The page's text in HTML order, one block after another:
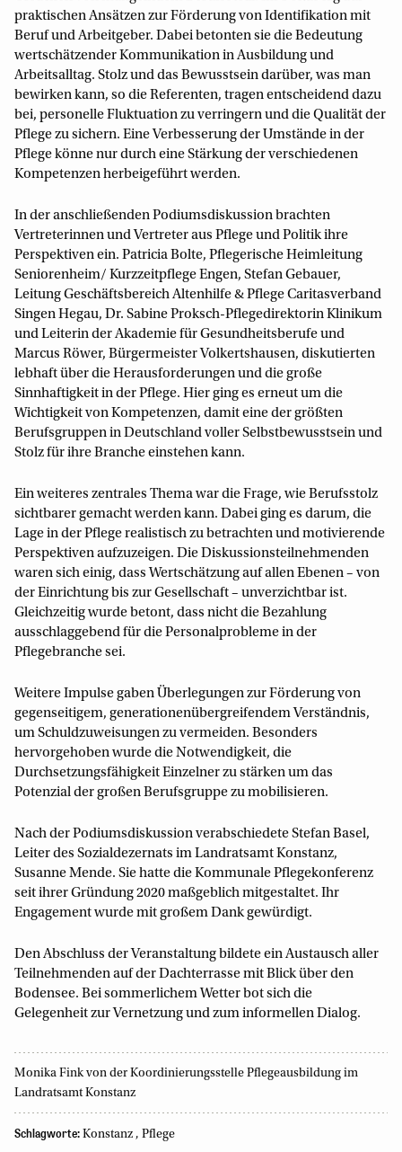
praktischen Ansätzen zur Förderung von Identifikation mit
Beruf und Arbeitgeber. Dabei betonten sie die Bedeutung
wertschätzender Kommunikation in Ausbildung und
Arbeitsalltag. Stolz und das Bewusstsein darüber, was man
bewirken kann, so die Referenten, tragen entscheidend dazu
bei, personelle Fluktuation zu verringern und die Qualität der
Pflege zu sichern. Eine Verbesserung der Umstände in der
Pflege könne nur durch eine Stärkung der verschiedenen
Kompetenzen herbeigeführt werden.
In der anschließenden Podiumsdiskussion brachten
Vertreterinnen und Vertreter aus Pflege und Politik ihre
Perspektiven ein. Patricia Bolte, Pflegerische Heimleitung
Seniorenheim/ Kurzzeitpflege Engen, Stefan Gebauer,
Leitung Geschäftsbereich Altenhilfe & Pflege Caritasverband
Singen Hegau, Dr. Sabine Proksch-Pflegedirektorin Klinikum
und Leiterin der Akademie für Gesundheitsberufe und
Marcus Röwer, Bürgermeister Volkertshausen, diskutierten
lebhaft über die Herausforderungen und die große
Sinnhaftigkeit in der Pflege. Hier ging es erneut um die
Wichtigkeit von Kompetenzen, damit eine der größten
Berufsgruppen in Deutschland voller Selbstbewusstsein und
Stolz für ihre Branche einstehen kann.
Ein weiteres zentrales Thema war die Frage, wie Berufsstolz
sichtbarer gemacht werden kann. Dabei ging es darum, die
Lage in der Pflege realistisch zu betrachten und motivierende
Perspektiven aufzuzeigen. Die Diskussionsteilnehmenden
waren sich einig, dass Wertschätzung auf allen Ebenen – von
der Einrichtung bis zur Gesellschaft – unverzichtbar ist.
Gleichzeitig wurde betont, dass nicht die Bezahlung
ausschlaggebend für die Personalprobleme in der
Pflegebranche sei.
Weitere Impulse gaben Überlegungen zur Förderung von
gegenseitigem, generationenübergreifendem Verständnis,
um Schuldzuweisungen zu vermeiden. Besonders
hervorgehoben wurde die Notwendigkeit, die
Durchsetzungsfähigkeit Einzelner zu stärken um das
Potenzial der großen Berufsgruppe zu mobilisieren.
Nach der Podiumsdiskussion verabschiedete Stefan Basel,
Leiter des Sozialdezernats im Landratsamt Konstanz,
Susanne Mende. Sie hatte die Kommunale Pflegekonferenz
seit ihrer Gründung 2020 maßgeblich mitgestaltet. Ihr
Engagement wurde mit großem Dank gewürdigt.
Den Abschluss der Veranstaltung bildete ein Austausch aller
Teilnehmenden auf der Dachterrasse mit Blick über den
Bodensee. Bei sommerlichem Wetter bot sich die
Gelegenheit zur Vernetzung und zum informellen Dialog.
Monika Fink von der Koordinierungsstelle Pflegeausbildung im
Landratsamt Konstanz
Schlagworte: Konstanz , Pflege